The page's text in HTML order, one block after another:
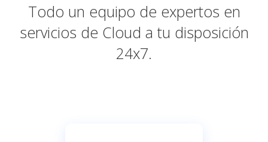
Todo un equipo de expertos en
servicios de Cloud a tu disposición
24x7.